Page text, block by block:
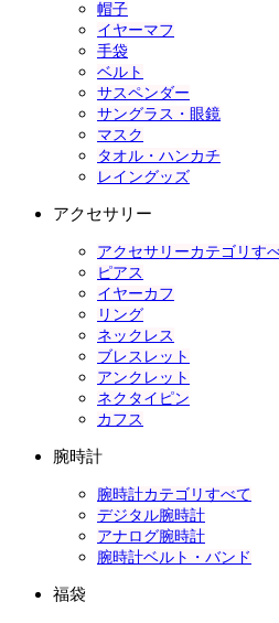
帽子
イヤーマフ
手袋
ベルト
サスペンダー
サングラス・眼鏡
マスク
タオル・ハンカチ
レイングッズ
アクセサリー
アクセサリーカテゴリす
ピアス
イヤーカフ
リング
ネックレス
ブレスレット
アンクレット
ネクタイピン
カフス
腕時計
腕時計カテゴリすべて
デジタル腕時計
アナログ腕時計
腕時計ベルト・バンド
福袋